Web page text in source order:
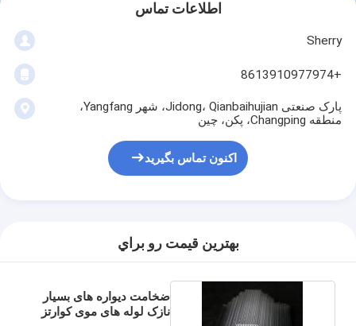
اطلاعات تماس
Sherry
+8613910977974
پارک صنعتی Jidong، Qianbaihujian، شهر Yangfang،
منطقه Changping، پکن، چین
اکنون تماس بگیرید
بهترين قيمت رو براي
ضخامت دیواره های بسیار
نازک لوله های موی کوارتز